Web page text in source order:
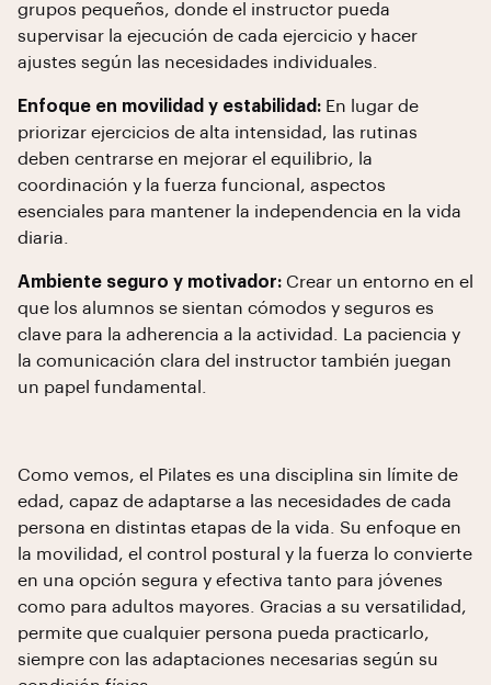
grupos pequeños, donde el instructor pueda
supervisar la ejecución de cada ejercicio y hacer
ajustes según las necesidades individuales.
Enfoque en movilidad y estabilidad: En lugar de
priorizar ejercicios de alta intensidad, las rutinas
deben centrarse en mejorar el equilibrio, la
coordinación y la fuerza funcional, aspectos
esenciales para mantener la independencia en la vida
diaria.
Ambiente seguro y motivador: Crear un entorno en el
que los alumnos se sientan cómodos y seguros es
clave para la adherencia a la actividad. La paciencia y
la comunicación clara del instructor también juegan
un papel fundamental.
Como vemos, el Pilates es una disciplina sin límite de
edad, capaz de adaptarse a las necesidades de cada
persona en distintas etapas de la vida. Su enfoque en
la movilidad, el control postural y la fuerza lo convierte
en una opción segura y efectiva tanto para jóvenes
como para adultos mayores. Gracias a su versatilidad,
permite que cualquier persona pueda practicarlo,
siempre con las adaptaciones necesarias según su